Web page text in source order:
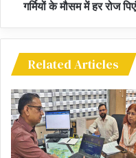
गर्मियों के मौसम में हर रोज
Related Articles